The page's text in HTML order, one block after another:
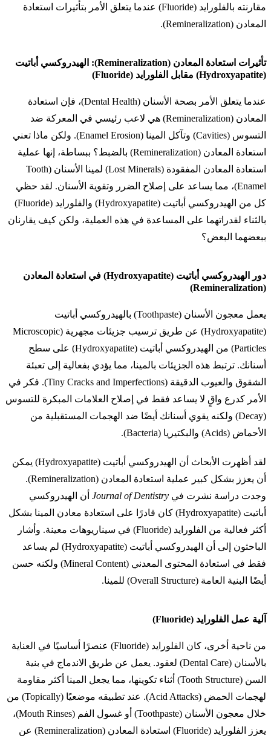
مقارنته بالفلورايد (Fluoride) عندما يتعلق الأمر بتأثيرات استعادة
المعادن (Remineralization).
تأثيرات استعادة المعادن (Remineralization): الهيدروكسي أباتيت
(Hydroxyapatite) مقابل الفلورايد (Fluoride)
عندما يتعلق الأمر بصحة الأسنان (Dental Health)، فإن استعادة
المعادن (Remineralization) هي لاعب رئيسي في المعركة ضد
التسوس (Cavities) وتآكل المينا (Enamel Erosion). ولكن ماذا تعني
استعادة المعادن (Remineralization) بالضبط؟ ببساطة، إنها عملية
استعادة المعادن المفقودة (Lost Minerals) لمينا الأسنان (Tooth
Enamel)، مما يساعد على إصلاح الضرر وتقوية الأسنان. لقد حظي
كل من الهيدروكسي أباتيت (Hydroxyapatite) والفلورايد (Fluoride)
بالثناء لقدراتهما على المساعدة في هذه العملية، ولكن كيف يقارنان
ببعضهما البعض؟
دور الهيدروكسي أباتيت (Hydroxyapatite) في استعادة المعادن
(Remineralization)
يعمل معجون الأسنان (Toothpaste) بالهيدروكسي أباتيت
(Hydroxyapatite) عن طريق ترسيب جزيئات مجهرية (Microscopic
Particles) من الهيدروكسي أباتيت (Hydroxyapatite) على سطح
أسنانك. ترتبط هذه الجزيئات بالمينا، مما يؤدي بفعالية إلى تعبئة
الشقوق والعيوب الدقيقة (Tiny Cracks and Imperfections). فكر في
الأمر كدرع واقٍ لا يساعد فقط في إصلاح العلامات المبكرة للتسوس
(Decay) ولكنه يقوي أسنانك أيضًا ضد الهجمات المستقبلية من
الأحماض (Acids) والبكتيريا (Bacteria).
لقد أظهرت الأبحاث أن الهيدروكسي أباتيت (Hydroxyapatite) يمكن
أن يعزز بشكل كبير عملية استعادة المعادن (Remineralization).
وجدت دراسة نشرت في Journal of Dentistry أن الهيدروكسي
أباتيت (Hydroxyapatite) كان قادرًا على استعادة معادن المينا بشكل
أكثر فعالية من الفلورايد (Fluoride) في سيناريوهات معينة. وأشار
الباحثون إلى أن الهيدروكسي أباتيت (Hydroxyapatite) لم يساعد
فقط في استعادة المحتوى المعدني (Mineral Content) ولكنه حسن
أيضًا البنية العامة (Overall Structure) للمينا.
آلية عمل الفلورايد (Fluoride)
من ناحية أخرى، كان الفلورايد (Fluoride) عنصرًا أساسيًا في العناية
بالأسنان (Dental Care) لعقود. يعمل عن طريق الاندماج في بنية
السن (Tooth Structure) أثناء تكوينها، مما يجعل المينا أكثر مقاومة
لهجمات الحمض (Acid Attacks). عند تطبيقه موضعيًا (Topically) من
خلال معجون الأسنان (Toothpaste) أو غسول الفم (Mouth Rinses)،
يعزز الفلورايد (Fluoride) استعادة المعادن (Remineralization) عن